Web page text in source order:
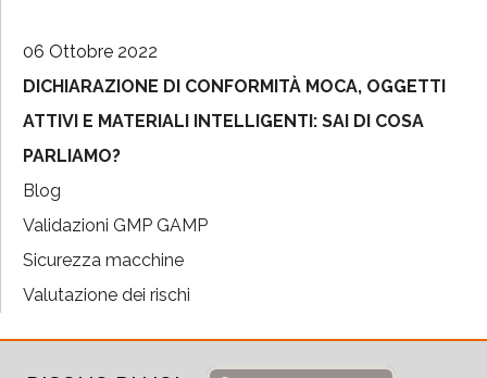
06 Ottobre 2022
DICHIARAZIONE DI CONFORMITÀ MOCA, OGGETTI
ATTIVI E MATERIALI INTELLIGENTI: SAI DI COSA
PARLIAMO?
Blog
Validazioni GMP GAMP
Sicurezza macchine
Valutazione dei rischi